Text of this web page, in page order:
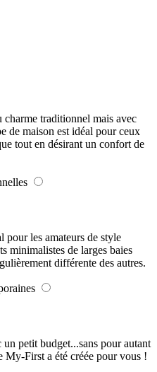
charme traditionnel mais avec
de maison est idéal pour ceux
tout en désirant un confort de
pour les amateurs de style
minimalistes de larges baies
différente des autres.
petit budget...sans pour autant
My-First a été créée pour vous !